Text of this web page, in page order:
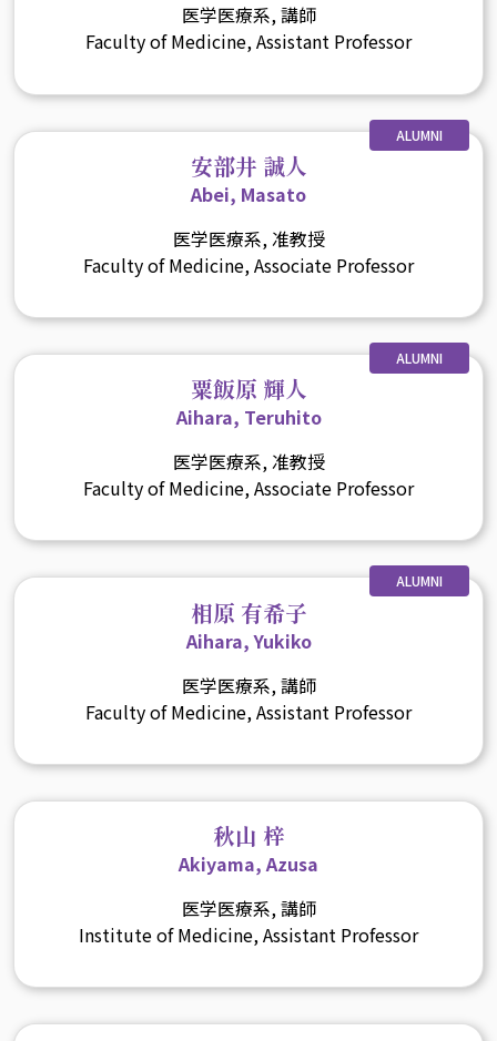
医学医療系, 講師
Faculty of Medicine, Assistant Professor
ALUMNI
安部井 誠人
Abei, Masato
医学医療系, 准教授
Faculty of Medicine, Associate Professor
ALUMNI
粟飯原 輝人
Aihara, Teruhito
医学医療系, 准教授
Faculty of Medicine, Associate Professor
ALUMNI
相原 有希子
Aihara, Yukiko
医学医療系, 講師
Faculty of Medicine, Assistant Professor
秋山 梓
Akiyama, Azusa
医学医療系, 講師
Institute of Medicine, Assistant Professor